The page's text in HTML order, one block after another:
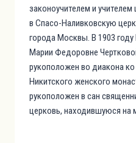
законоучителем и
в Спасо-Наливковскую
города Москвы. В 1903
Марии Федоровне
рукоположен во диакона
Никитского женского
рукоположен в сан
церковь, находившуюся на